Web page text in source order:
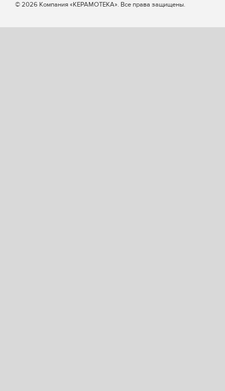
© 2026 Компания «КЕРАМОТЕКА». Все права защищены.